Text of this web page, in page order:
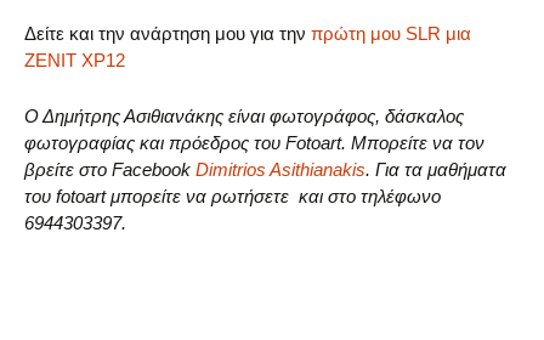
Δείτε και την ανάρτηση μου για την πρώτη μου SLR μια
ZENIT XP12
Ο Δημήτρης Ασιθιανάκης είναι φωτογράφος, δάσκαλος
φωτογραφίας και πρόεδρος του Fotoart. Μπορείτε να τον
βρείτε στο Facebook Dimitrios Asithianakis. Για τα μαθήματα
του fotoart μπορείτε να ρωτήσετε και στο τηλέφωνο
6944303397.